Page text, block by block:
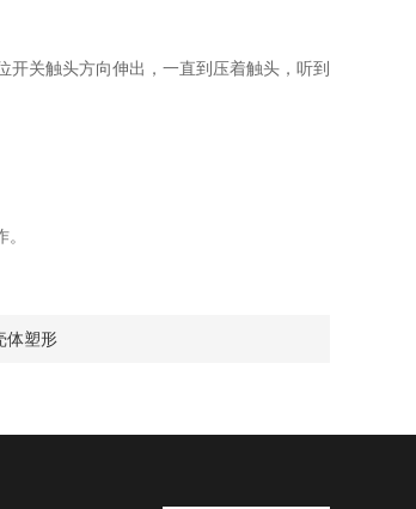
关触头方向伸出，一直到压着触头，听到
体塑形